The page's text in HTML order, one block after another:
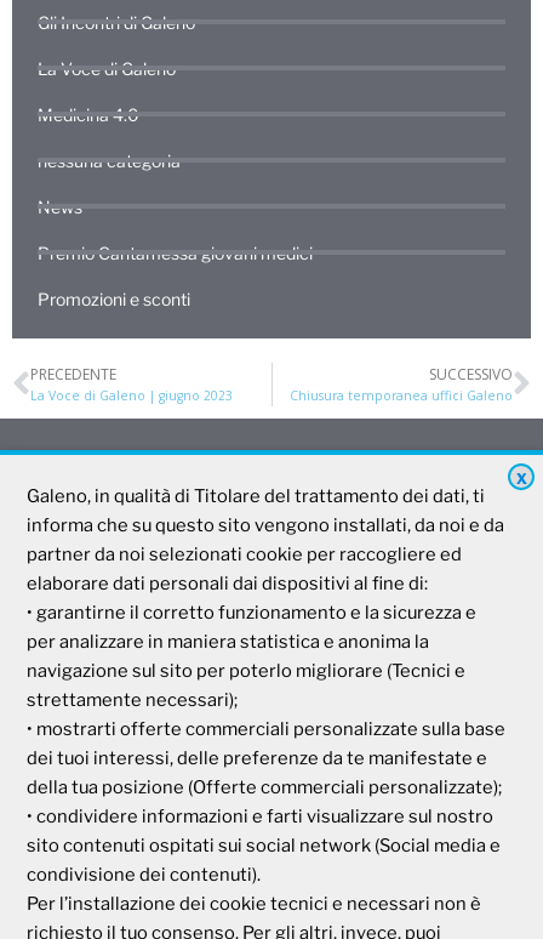
Gli Incontri di Galeno
La Voce di Galeno
Medicina 4.0
nessuna categoria
News
Premio Cantamessa giovani medici
Promozioni e sconti
PRECEDENTE
La Voce di Galeno | giugno 2023
SUCCESSIVO
Chiusura temporanea uffici Galeno
Galeno
Società Mutua Cooperativa
Via Parigi, 11
00185 Roma
P.I e C.F. 04273791006
Tel. 800 99 93 83
Fax 06 44 24 87 05
e-mail:backoffice@cassagaleno.it
X
Galeno, in qualità di Titolare del trattamento dei dati, ti
informa che su questo sito vengono installati, da noi e da
partner da noi selezionati cookie per raccogliere ed
elaborare dati personali dai dispositivi al fine di:
• garantirne il corretto funzionamento e la sicurezza e
per analizzare in maniera statistica e anonima la
navigazione sul sito per poterlo migliorare (Tecnici e
strettamente necessari);
• mostrarti offerte commerciali personalizzate sulla base
dei tuoi interessi, delle preferenze da te manifestate e
della tua posizione (Offerte commerciali personalizzate);
• condividere informazioni e farti visualizzare sul nostro
sito contenuti ospitati sui social network (Social media e
condivisione dei contenuti).
Per l’installazione dei cookie tecnici e necessari non è
richiesto il tuo consenso. Per gli altri, invece, puoi